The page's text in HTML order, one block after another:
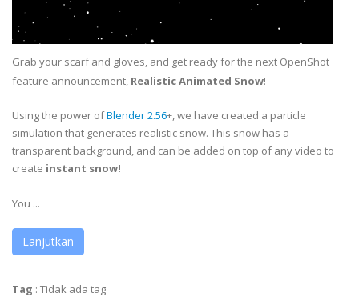
Grab your scarf and gloves, and get ready for the next OpenShot
feature announcement, Realistic Animated Snow!
Using the power ofBlender 2.56+, we have created a particle
simulation that generates realistic snow. This snow has a
transparent background, and can be added on top of any video to
create instant snow!
You ...
Lanjutkan
Tag : Tidak ada tag